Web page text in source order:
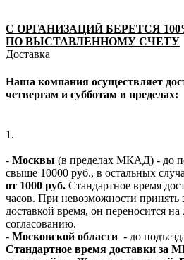
С ОРГАНИЗАЦИЙ БЕРЕТСЯ
ПО ВЫСТАВЛЕННОМУ СЧЕТУ
Доставка
Наша компания осуществляет
четвергам и субботам в пределах:
1.
- Москвы (в пределах МКАД) - до
свыше 10000 руб., в остальных
от 1000 руб. Стандартное время
часов. При невозможности принять
доставкой время, он переносится
согласованию.
- Московской области - до
Стандартное время доставки за